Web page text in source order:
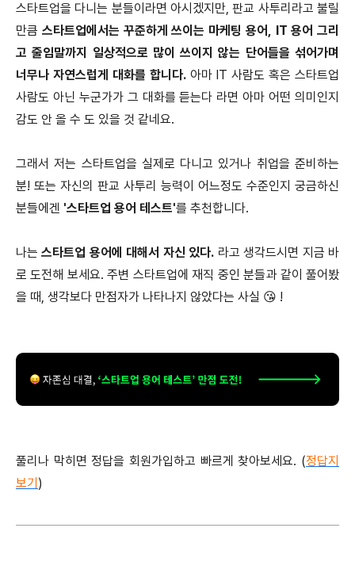
스타트업을 다니는 분들이라면 아시겠지만, 판교 사투리라고 불릴
만큼 스타트업에서는 꾸준하게 쓰이는 마케팅 용어, IT 용어 그리
고 줄임말까지 일상적으로 많이 쓰이지 않는 단어들을 섞어가며
너무나 자연스럽게 대화를 합니다.아마 IT 사람도 혹은 스타트업
사람도 아닌 누군가가 그 대화를 듣는다 라면 아마 어떤 의미인지
감도 안 올 수 도 있을 것 같네요.
그래서 저는 스타트업을 실제로 다니고 있거나 취업을 준비하는
분! 또는 자신의 판교 사투리 능력이 어느정도 수준인지 궁금하신
분들에겐 '스타트업 용어 테스트'를 추천합니다.
나는스타트업 용어에 대해서 자신 있다. 라고 생각드시면 지금 바
로 도전해 보세요. 주변 스타트업에 재직 중인 분들과 같이 풀어봤
을 때, 생각보다 만점자가 나타나지 않았다는 사실 😘 !
풀리나 막히면 정답을 회원가입하고 빠르게 찾아보세요. (정답지
보기 )